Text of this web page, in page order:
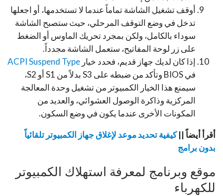
أوقف تشغيل الشاشة تماماً عندما لا تستخدمها، أو اجعلها
تدخل في وضع التوقف المرحلي، حيث ستصبح الشاشة
سوداء بالكامل، ولكن بمجرد تحريك الماوس أو الضغط
على زر لوحة المفاتيح، ستعمل الشاشة مجدداً.
إذا كان لديك جهاز قديم، فحدد خيار ACPI Suspend Type
في BIOS وتأكد من ضبطه على S3 بدلاً من S1 أو S2،
سيمنع هذا الخيار الكمبيوتر من تشغيل وحدة المعالجة
المركزية وذاكرة الوصول العشوائي، والعديد من
المكونات الأخرى عندما يكون في وضع السكون.
أقرأ أيضاً ||كيفية تحديد موعد لإغلاق جهاز الكمبيوتر تلقائياً
بدون برامج
موقع وبرنامج لمعرفة استهلاك الكمبيوتر
للكهرباء